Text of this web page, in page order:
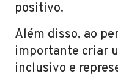
positivo.
Além disso, ao
importante criar
inclusivo e